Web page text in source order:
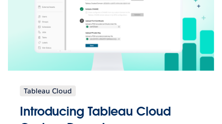
Tableau Cloud
Introducing Tableau Cloud